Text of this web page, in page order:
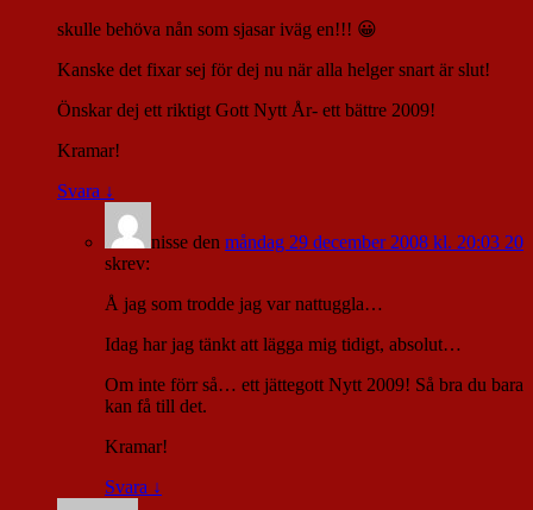
skulle behöva nån som sjasar iväg en!!! 😀
Kanske det fixar sej för dej nu när alla helger snart är slut!
Önskar dej ett riktigt Gott Nytt År- ett bättre 2009!
Kramar!
Svara ↓
nisse den måndag 29 december 2008 kl. 20:03 20
skrev:
Å jag som trodde jag var nattuggla…
Idag har jag tänkt att lägga mig tidigt, absolut…
Om inte förr så… ett jättegott Nytt 2009! Så bra du bara
kan få till det.
Kramar!
Svara ↓